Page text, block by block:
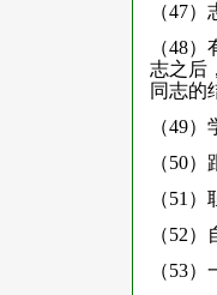
（47
（48
志之后
同志的
（49
（50
（51
（52
（53